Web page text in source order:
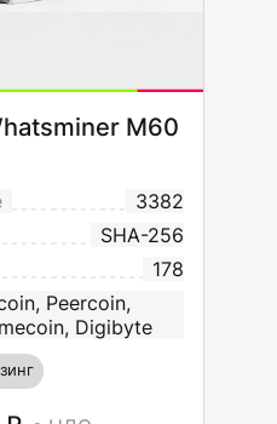
M60
3382
SHA-256
178
Peercoin,
Digibyte